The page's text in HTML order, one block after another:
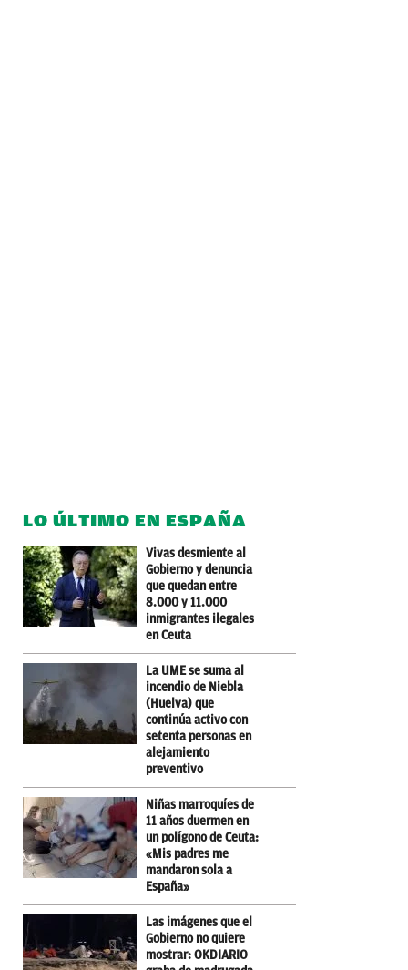
LO ÚLTIMO EN ESPAÑA
Vivas desmiente al
Gobierno y denuncia
que quedan entre
8.000 y 11.000
inmigrantes ilegales
en Ceuta
La UME se suma al
incendio de Niebla
(Huelva) que
continúa activo con
setenta personas en
alejamiento
preventivo
Niñas marroquíes de
11 años duermen en
un polígono de Ceuta:
«Mis padres me
mandaron sola a
España»
Las imágenes que el
Gobierno no quiere
mostrar: OKDIARIO